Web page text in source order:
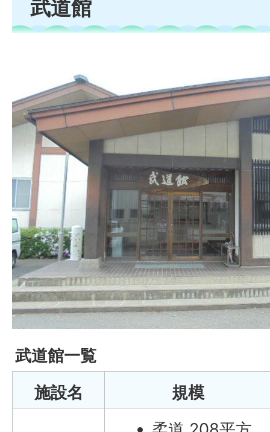
武道館
武道館一覧
施設名
規模